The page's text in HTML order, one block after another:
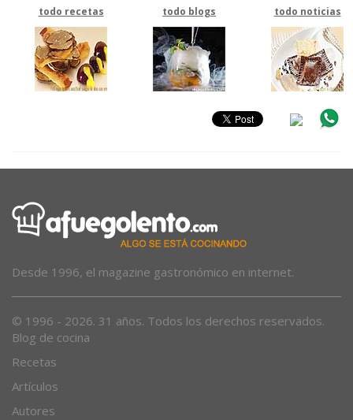
todo recetas todo blogs todo noticias
Desde 1996, el magazine gastronómico en internet.
© 1996 - 2026. 31 años. Todos los derechos reservados.
Blog de cocina
Recetas
Artículos
Autores